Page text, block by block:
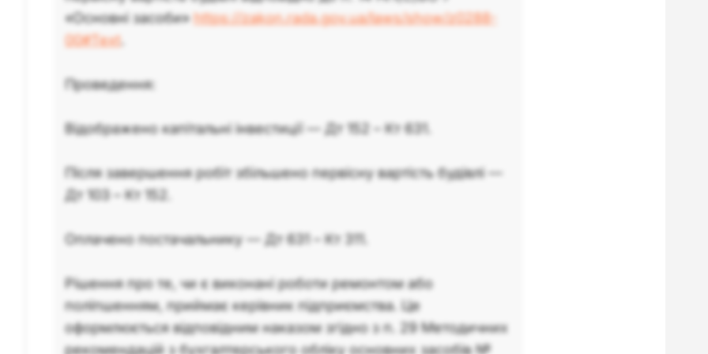
Зміст операції
Відображено заборгованість ФОП
Оплачено ФОП вартість дверей і
Збільшено вартість будівлі (якщо
Або введено двері як окремий
Конкретний субрахунок 10х (наприклад, 106 чи 109) обираєте за своєю
обліковою політикою.
«Основні засоби» https://zakon.rada.gov.ua/laws/show/z0288-
00#Text.
Проведення:
Відображено капітальні інвестиції — Дт 152 – Кт 631.
Після завершення робіт збільшено первісну вартість будівлі —
Дт 103 – Кт 152.
Оплачено постачальнику — Дт 631 – Кт 311.
Рішення про те, чи є виконані роботи ремонтом або
поліпшенням, приймає керівник підприємства. Це
оформлюється відповідним наказом згідно з п. 29 Методичних
рекомендацій з бухгалтерського обліку основних засобів №